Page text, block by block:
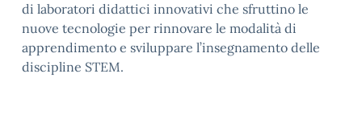
di laboratori didattici innovativi che sfruttino le
nuove tecnologie per rinnovare le modalità di
apprendimento e sviluppare l’insegnamento delle
discipline STEM.